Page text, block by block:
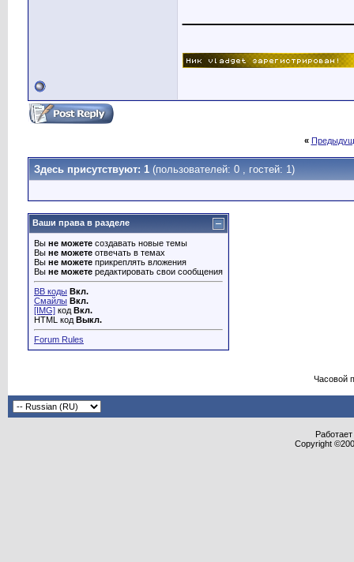
«
Здесь присутствуют: 1 (пользователей: 0 , гостей: 1)
Ваши права в разделе
Вы не можете создавать новые темы
Вы не можете отвечать в темах
Вы не можете прикреплять вложения
Вы не можете редактировать свои сообщения
BB коды Вкл.
Смайлы Вкл.
[IMG] код Вкл.
HTML код Выкл.
Forum Rules
Часовой
Copyright